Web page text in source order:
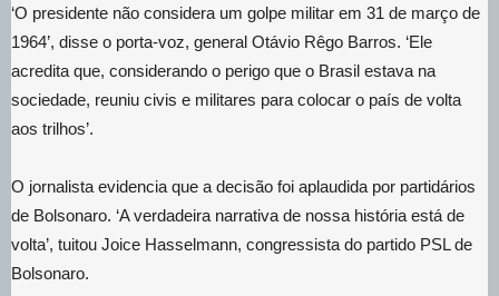
‘O presidente não considera um golpe militar em 31 de março de
1964’, disse o porta-voz, general Otávio Rêgo Barros. ‘Ele
acredita que, considerando o perigo que o Brasil estava na
sociedade, reuniu civis e militares para colocar o país de volta
aos trilhos’.
O jornalista evidencia que a decisão foi aplaudida por partidários
de Bolsonaro. ‘A verdadeira narrativa de nossa história está de
volta’, tuitou Joice Hasselmann, congressista do partido PSL de
Bolsonaro.